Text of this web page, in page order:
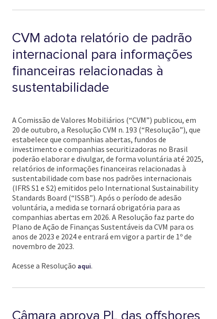
CVM adota relatório de padrão
internacional para informações
financeiras relacionadas à
sustentabilidade
A Comissão de Valores Mobiliários (“CVM”) publicou, em
20 de outubro, a Resolução CVM n. 193 (“Resolução”), que
estabelece que companhias abertas, fundos de
investimento e companhias securitizadoras no Brasil
poderão elaborar e divulgar, de forma voluntária até 2025,
relatórios de informações financeiras relacionadas à
sustentabilidade com base nos padrões internacionais
(IFRS S1 e S2) emitidos pelo International Sustainability
Standards Board (“ISSB”). Após o período de adesão
voluntária, a medida se tornará obrigatória para as
companhias abertas em 2026. A Resolução faz parte do
Plano de Ação de Finanças Sustentáveis da CVM para os
anos de 2023 e 2024 e entrará em vigor a partir de 1º de
novembro de 2023.
Acesse a Resolução aqui.
Câmara aprova PL das offshores